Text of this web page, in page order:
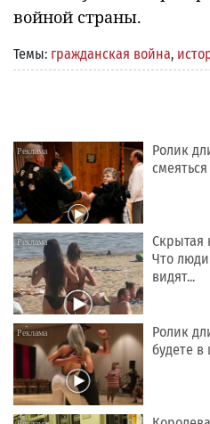
войной страны.
Темы: гражданская война,
Ролик
Скрытая
Что
видят...
Ролик
будете в